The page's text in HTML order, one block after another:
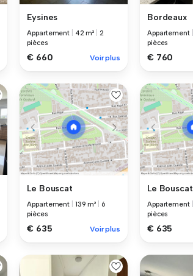
Eysines
Appartement 42 m²
2
pièces
€ 660 Voir plus
Bordeaux
Appartement
pièces
€ 760
Le Bouscat
Appartement 139 m²
6
pièces
€ 635 Voir plus
Le Bouscat
Appartement
pièces
€ 635